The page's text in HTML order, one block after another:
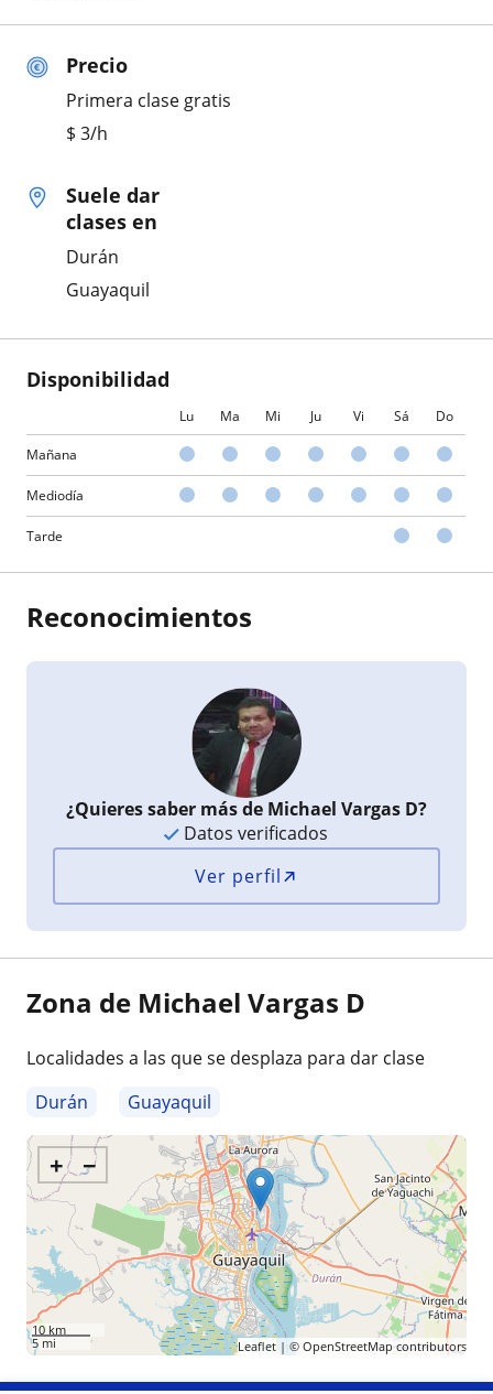
Precio
Primera clase gratis
$ 3/h
Suele dar
clases en
Durán
Guayaquil
Disponibilidad
Lu Ma Mi Ju Vi Sá Do
Mañana
Mediodía
Tarde
Reconocimientos
¿Quieres saber más de Michael Vargas D?
Datos verificados
Ver perfil
Zona de Michael Vargas D
Localidades a las que se desplaza para dar clase
Durán
Guayaquil
+ −
10 km
5 mi
Leaflet| © OpenStreetMapcontributors